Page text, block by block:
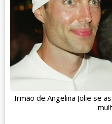
Irmão de Angelina Jolie se